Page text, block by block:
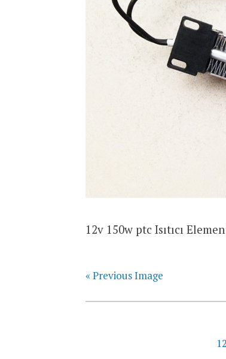
12v 150w ptc Isıtıcı
« Previous Image
Yazı